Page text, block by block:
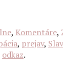
, Komentáre,
, prejav,
odkaz.